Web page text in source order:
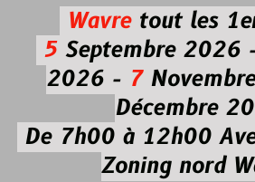
Wavretout les
5Septembre 2026
2026 -7
Décembre
De 7h00 à 12h00
Zoning nord